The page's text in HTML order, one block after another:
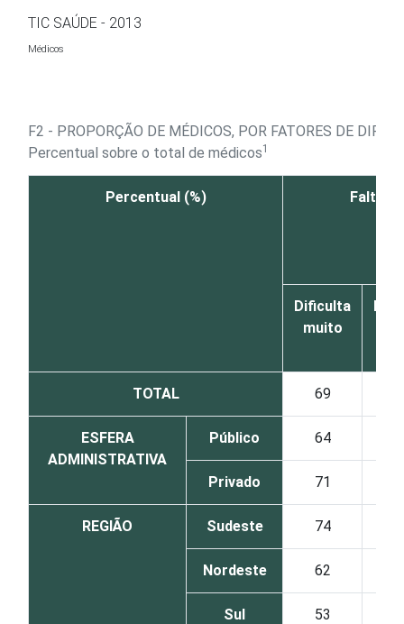
Ir para o conteúdo
TIC SAÚDE - 2013
Médicos
F2 - PROPORÇÃO DE MÉDICOS, POR FATORES DE
Percentual sobre o total de médicos1
Percentual (%) Falta
Dificulta
muito
TOTAL 69
ESFERA
ADMINISTRATIVA
Público 64
Privado 71
REGIÃO Sudeste 74
Nordeste 62
Sul 53